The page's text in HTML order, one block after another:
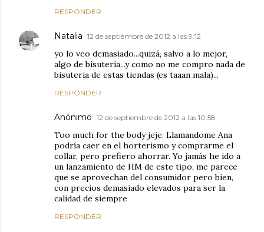
RESPONDER
Natalia 12 de septiembre de 2012 a las 9:12
yo lo veo demasiado...quizá, salvo a lo mejor,
algo de bisutería...y como no me compro nada de
bisuteria de estas tiendas (es taaan mala)...
RESPONDER
Anónimo 12 de septiembre de 2012 a las 10:58
Too much for the body jeje. Llamandome Ana
podría caer en el horterismo y comprarme el
collar, pero prefiero ahorrar. Yo jamás he ido a
un lanzamiento de HM de este tipo, me parece
que se aprovechan del consumidor pero bien,
con precios demasiado elevados para ser la
calidad de siempre
RESPONDER